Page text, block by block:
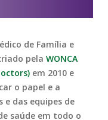
de Família e
pelaWONCA
em 2010 e
o papel e a
e das equipes de
saúde em todo o